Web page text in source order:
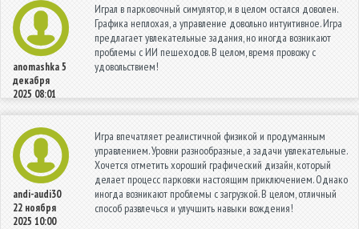
anomashka5
декабря
2025 08:01
Играл в парковочный симулятор, и в целом остался доволен.
Графика неплохая, а управление довольно интуитивное. Игра
предлагает увлекательные задания, но иногда возникают
проблемы с ИИ пешеходов. В целом, время провожу с
удовольствием!
andi-audi30
22 ноября
2025 10:00
Игра впечатляет реалистичной физикой и продуманным
управлением. Уровни разнообразные, а задачи увлекательные.
Хочется отметить хороший графический дизайн, который
делает процесс парковки настоящим приключением. Однако
иногда возникают проблемы с загрузкой. В целом, отличный
способ развлечься и улучшить навыки вождения!